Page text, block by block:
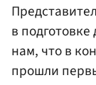
в
нам, что в
прошли